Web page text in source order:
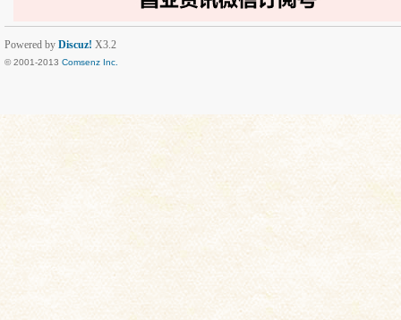
Powered by Discuz! X3.2
© 2001-2013 Comsenz Inc.